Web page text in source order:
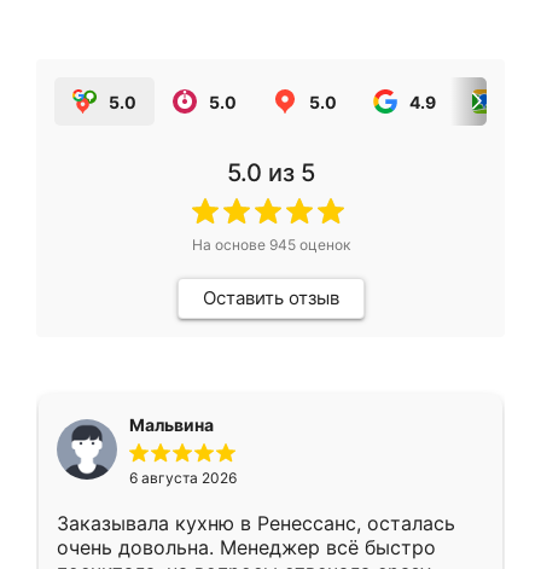
5.0 5.0 5.0 4.9
5.0 из 5
На основе 945оценок
Оставить отзыв
Мальвина
6 августа 2026
Заказывала кухню в Ренессанс, осталась
очень довольна. Менеджер всё быстро